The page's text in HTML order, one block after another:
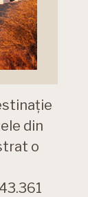
din
o